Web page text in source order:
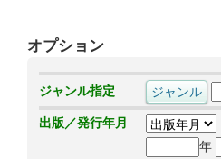
オプション
ジャンル指定
出版／発行年月
年